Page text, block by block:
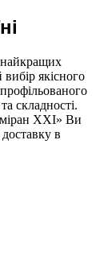
якісного
складності.
XXI» Ви
в